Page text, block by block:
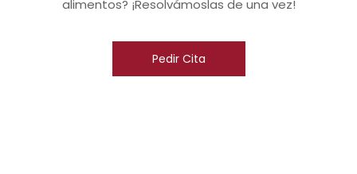
alimentos? ¡Resolvámoslas de una vez!
Pedir Cita